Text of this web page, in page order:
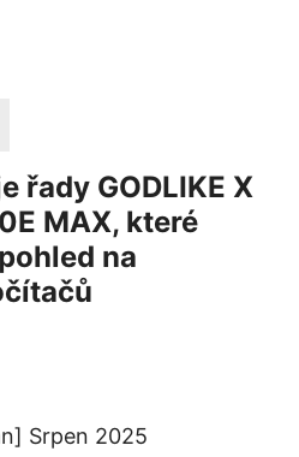
řady GODLIKE X
MAX, které
na
Srpen 2025